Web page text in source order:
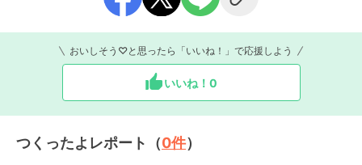
おいしそう♡と思ったら「いいね！」で応援しよう
いいね！ 0
つくったよレポート（0件）